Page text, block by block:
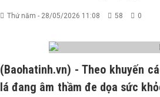
Thứ năm - 28/05/2026 11:08 58 0
(Baohatinh.vn) - Theo khuyến
lá đang âm thầm đe dọa sức